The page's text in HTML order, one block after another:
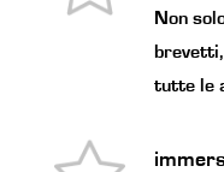
Non
tutte le